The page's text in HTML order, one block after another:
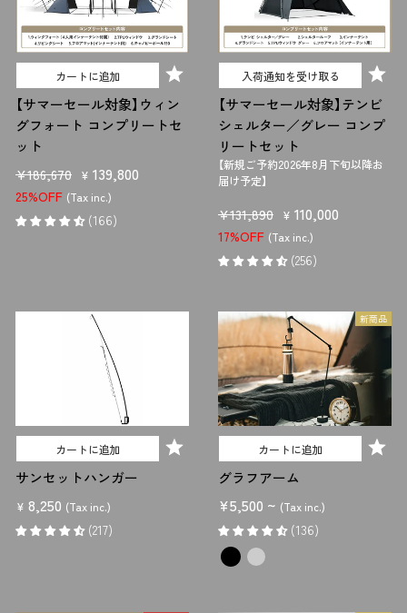
ます。
使用サイズ
コットは製品により、使用時の長さや横幅が違います。テントサイズや
使う人の体格に合わせて適した使用サイズのコットを選びましょう。
収納サイズ・重量
携帯性を重視したいなら、重量・収納サイズのチェックも大切です。 軽
さを求めるなら、骨組がアルミニウム製のものがおすすめ。またパーツ
がバラバラになる組み立て式は、収束式より軽量です。またハイコット
よりもローコットの方が軽いといえます。 コンパクト収納できるコッ
トを探すなら、同じく組み立て式のコットがおすすめです。同様にロー
種類②寝袋（シュラフ）
寝袋は「マミー型」「封筒型」「エッグ型」の3タイプに分けられます。各タ
イプの特徴を押さえ、好みのタイプを選びましょう。
「マミー」とはミイラを表す言葉で、マミー型は、ミイラのような人型の
寝袋です。 布地が体にフィットし、さらに頭まで包まれるので保温性が
高い点がメリットです。また無駄な布地が少なく、コンパクトに収納で
－封筒型
「封筒型」は名前の通り、封筒状の長方形の寝袋。 ゆったりした、リラッ
カートに追加
【サマーセール対象】ウィン
グフォート コンプリートセ
ット
販
売
価
¥186,670 セ
ー
ル
¥ 139,800
25%OFF (Tax inc.)
(166)
入荷通知を受け取る
【サマーセール対象】テンビ
シェルター／グレー コンプ
リートセット
【新規ご予約2026年8月下旬以降お
届け予定】
販
売
価
¥131,890 セ
ー
ル
¥ 110,000
17%OFF (Tax inc.)
(256)
カートに追加
サンセットハンガー
¥ 8,250 (Tax inc.)
(217)
新商品
カートに追加
グラフアーム
¥5,500 ~ (Tax inc.)
(136)